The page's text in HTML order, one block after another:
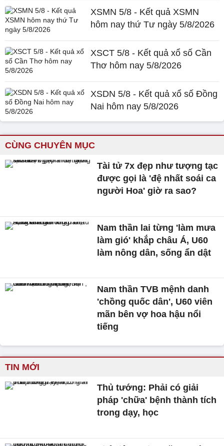
XSMN 5/8 - Kết quả XSMN
hôm nay thứ Tư ngày 5/8/2026
XSCT 5/8 - Kết quả xổ số Cần
Thơ hôm nay 5/8/2026
XSDN 5/8 - Kết quả xổ số Đồng
Nai hôm nay 5/8/2026
CÙNG CHUYÊN MỤC
Tài tử 7x đẹp như tượng tạc
được gọi là 'đệ nhất soái ca
người Hoa' giờ ra sao?
Nam thần lai từng 'làm mưa
làm gió' khắp châu Á, U60
làm nông dân, sống ẩn dật
Nam thần TVB mệnh danh
'chồng quốc dân', U60 viên
mãn bên vợ hoa hậu nổi
tiếng
TIN MỚI
Thủ tướng: Phải có giải
pháp 'chữa' bệnh thành tích
trong dạy, học